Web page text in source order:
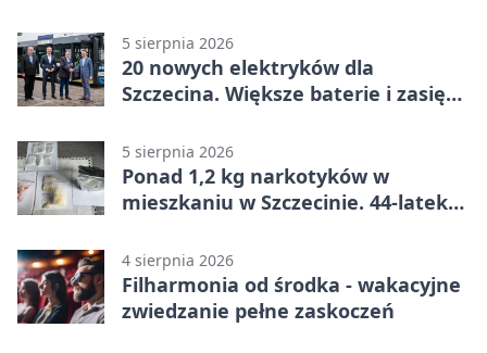
5 sierpnia 2026
20 nowych elektryków dla
Szczecina. Większe baterie i zasięg
5 sierpnia 2026
Ponad 1,2 kg narkotyków w
mieszkaniu w Szczecinie. 44-latek
4 sierpnia 2026
Filharmonia od środka - wakacyjne
zwiedzanie pełne zaskoczeń